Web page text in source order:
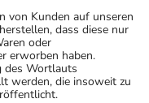
von Kunden auf unseren
dass diese nur
oder
erworben haben.
des Wortlauts
werden, die insoweit zu